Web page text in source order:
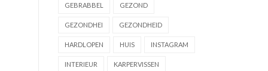
GEBRABBEL GEZOND
GEZONDHEI GEZONDHEID
HARDLOPEN HUIS INSTAGRAM
INTERIEUR KARPERVISSEN